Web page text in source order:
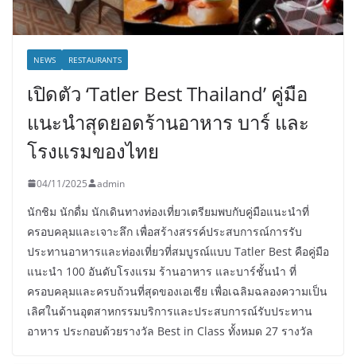
NEWS RESTAURANTS
เปิดตัว ‘Tatler Best Thailand’ คู่มือ
แนะนำสุดยอดร้านอาหาร บาร์ และ
โรงแรมของไทย
04/11/2025 admin
นักชิม นักดื่ม นักเดินทางท่องเที่ยวเตรียมพบกับคู่มือแนะนำที่
ครอบคลุมและเจาะลึก เพื่อสร้างสรรค์ประสบการณ์การรับ
ประทานอาหารและท่องเที่ยวที่สมบูรณ์แบบ Tatler Best คือคู่มือ
แนะนำ 100 อันดับโรงแรม ร้านอาหาร และบาร์ชั้นนำ ที่
ครอบคลุมและครบถ้วนที่สุดของเอเชีย เพื่อเฉลิมฉลองความเป็น
เลิศในด้านอุตสาหกรรมบริการและประสบการณ์รับประทาน
อาหาร ประกอบด้วยรางวัล Best in Class ทั้งหมด 27 รางวัล